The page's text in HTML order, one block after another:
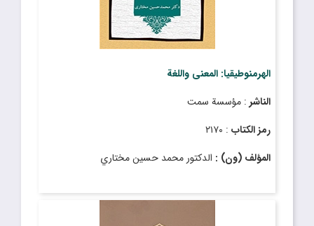
الهرمنوطيقيا: المعنى واللغة
الناشر : مؤسسة سمت
رمز الكتاب : ٢١۷٠
المؤلف (ون) : الدكتور محمد حسين مختاري